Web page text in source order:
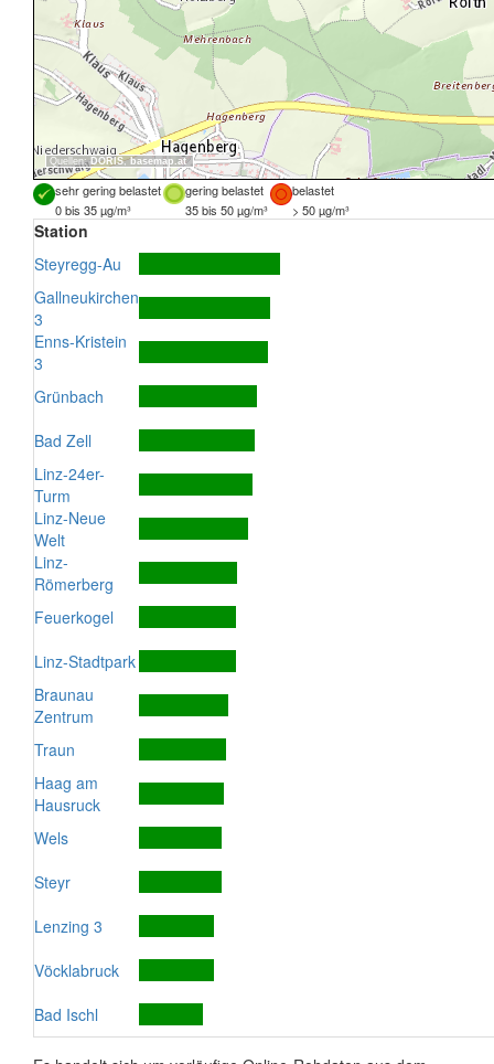
Quellen: DORIS,basemap.at
sehr gering belastet gering belastet
belastet
0 bis 35 µg/m³
35 bis 50 µg/m³ > 50 µg/m³
Station
Steyregg-Au
Gallneukirchen
3
Enns-Kristein
3
Grünbach
Bad Zell
Linz-24er-
Turm
Linz-Neue
Welt
Linz-
Römerberg
Feuerkogel
Linz-Stadtpark
Braunau
Zentrum
Traun
Haag am
Hausruck
Wels
Steyr
Lenzing 3
Vöcklabruck
Bad Ischl